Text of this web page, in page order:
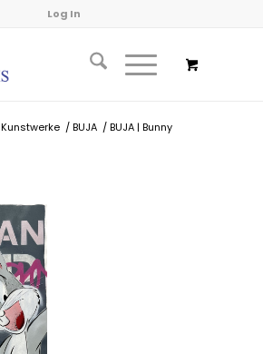
Log In
Kunstwerke / BUJA / BUJA | Bunny